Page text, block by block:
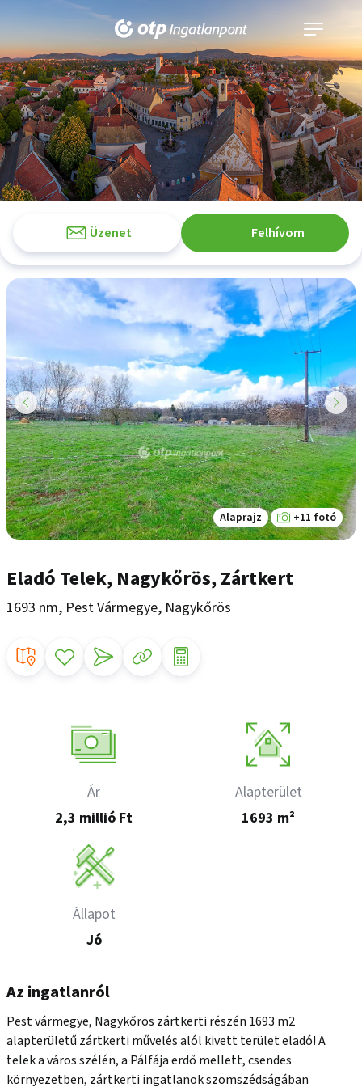
Navigáció
kinyitása
Üzenet Felhívom
Alaprajz +11 fotó
Eladó Telek, Nagykőrös, Zártkert
1693 nm, Pest Vármegye, Nagykőrös
Ár
2,3 millió Ft
Alapterület
1693 m²
Állapot
Jó
Az ingatlanról
Pest vármegye, Nagykőrös zártkerti részén 1693 m2
alapterületű zártkerti művelés alól kivett terület eladó! A
telek a város szélén, a Pálfája erdő mellett, csendes
környezetben, zártkerti ingatlanok szomszédságában